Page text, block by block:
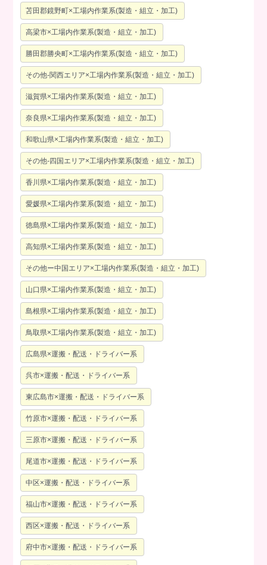
苫田郡鏡野町×工場内作業系(製造・組立・加工)
高梁市×工場内作業系(製造・組立・加工)
勝田郡勝央町×工場内作業系(製造・組立・加工)
その他-関西エリア×工場内作業系(製造・組立・加工)
滋賀県×工場内作業系(製造・組立・加工)
奈良県×工場内作業系(製造・組立・加工)
和歌山県×工場内作業系(製造・組立・加工)
その他-四国エリア×工場内作業系(製造・組立・加工)
香川県×工場内作業系(製造・組立・加工)
愛媛県×工場内作業系(製造・組立・加工)
徳島県×工場内作業系(製造・組立・加工)
高知県×工場内作業系(製造・組立・加工)
その他ー中国エリア×工場内作業系(製造・組立・加工)
山口県×工場内作業系(製造・組立・加工)
島根県×工場内作業系(製造・組立・加工)
鳥取県×工場内作業系(製造・組立・加工)
広島県×運搬・配送・ドライバー系
呉市×運搬・配送・ドライバー系
東広島市×運搬・配送・ドライバー系
竹原市×運搬・配送・ドライバー系
三原市×運搬・配送・ドライバー系
尾道市×運搬・配送・ドライバー系
中区×運搬・配送・ドライバー系
福山市×運搬・配送・ドライバー系
西区×運搬・配送・ドライバー系
府中市×運搬・配送・ドライバー系